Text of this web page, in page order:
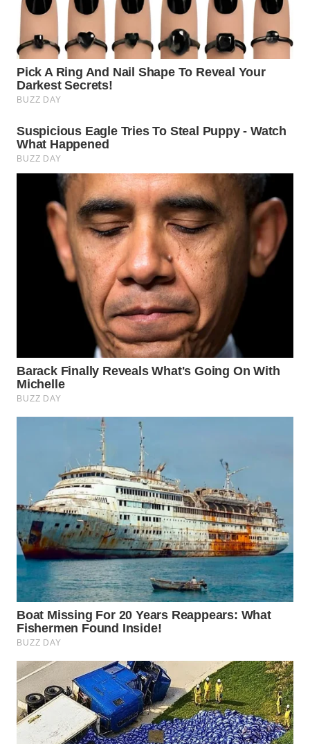
TEBING
TINGGI
WN
PAKPAK
WN
KARAWANG
BEKASI
BOGOR
TAPANULI
UTARA
PADANG
LAWAS
WN
SUMEDANG
WN
CIANJUR
WN
KEPULAUAN
SERIBU
WN
TANGERANG